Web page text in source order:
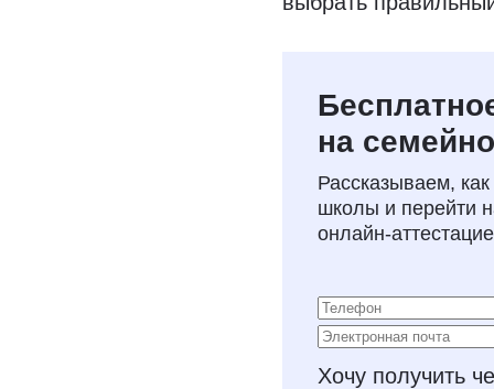
на
Рассказываем,
школы и перейти
Хочу получить